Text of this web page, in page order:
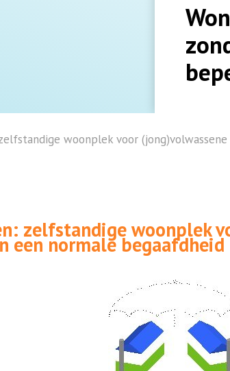
woonplek voor
zelfstandige woonplek
een normale begaafdheid